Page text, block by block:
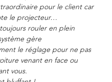
pour le client car
le projecteur…
rouler en plein
gère
le réglage pour ne pas
venant en face ou
vous.